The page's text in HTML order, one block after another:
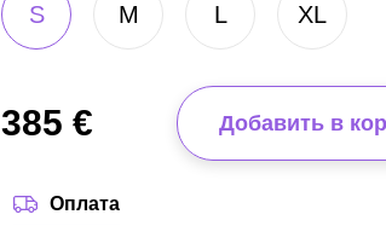
S M L XL
385 € Добавить в
Оплата